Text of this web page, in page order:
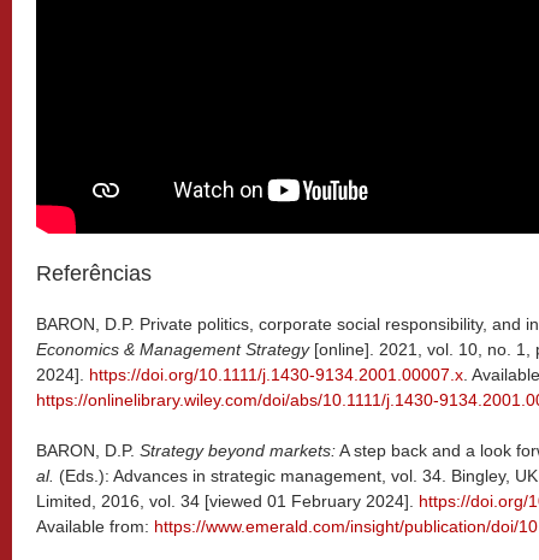
Referências
BARON, D.P. Private politics, corporate social responsibility, and
Economics & Management Strategy [online]. 2021, vol. 10, no.
2024]. https://doi.org/10.1111/j.1430-9134.2001.00007.x .
https://onlinelibrary.wiley.com/doi/abs/10.1111/j.1430-
BARON, D.P. Strategy beyond markets:A step back and a look
al. (Eds.): Advances in strategic management, vol. 34. Bingley,
Limited, 2016, vol. 34 [viewed 01 February 2024]. https://doi.org/
Available from: https://www.emerald.com/insight/publication/doi/